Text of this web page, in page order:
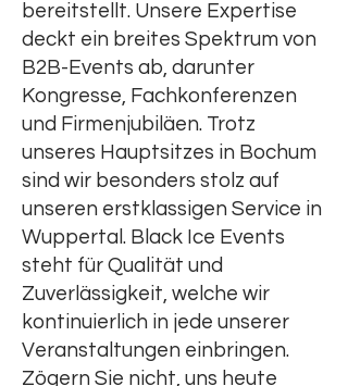
bereitstellt. Unsere Expertise
deckt ein breites Spektrum von
B2B-Events ab, darunter
Kongresse, Fachkonferenzen
und Firmenjubiläen. Trotz
unseres Hauptsitzes in Bochum
sind wir besonders stolz auf
unseren erstklassigen Service in
Wuppertal. Black Ice Events
steht für Qualität und
Zuverlässigkeit, welche wir
kontinuierlich in jede unserer
Veranstaltungen einbringen.
Zögern Sie nicht, uns heute